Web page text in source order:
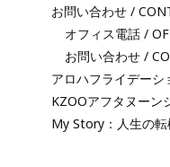
お問い合わせ /
オフィス電話 /
お問い合わせ /
アロハフライデーシ
KZOOアフタヌーン
My Story：人生の